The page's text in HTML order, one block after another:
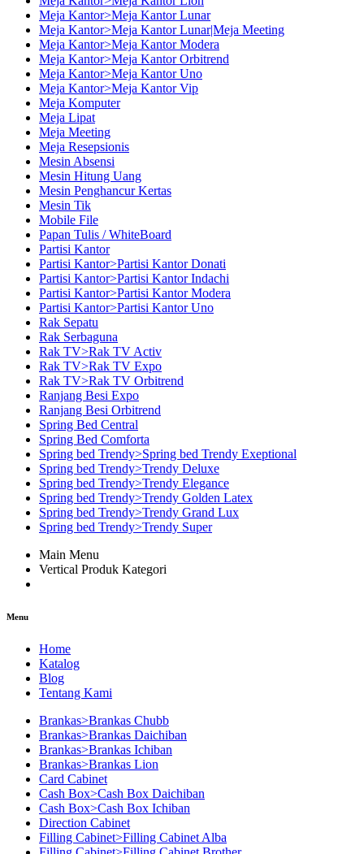
Meja Kantor>Meja Kantor Lunar
Meja Kantor>Meja Kantor Lunar|Meja Meeting
Meja Kantor>Meja Kantor Modera
Meja Kantor>Meja Kantor Orbitrend
Meja Kantor>Meja Kantor Uno
Meja Kantor>Meja Kantor Vip
Meja Komputer
Meja Lipat
Meja Meeting
Meja Resepsionis
Mesin Absensi
Mesin Hitung Uang
Mesin Penghancur Kertas
Mesin Tik
Mobile File
Papan Tulis / WhiteBoard
Partisi Kantor
Partisi Kantor>Partisi Kantor Donati
Partisi Kantor>Partisi Kantor Indachi
Partisi Kantor>Partisi Kantor Modera
Partisi Kantor>Partisi Kantor Uno
Rak Sepatu
Rak Serbaguna
Rak TV>Rak TV Activ
Rak TV>Rak TV Expo
Rak TV>Rak TV Orbitrend
Ranjang Besi Expo
Ranjang Besi Orbitrend
Spring Bed Central
Spring Bed Comforta
Spring bed Trendy>Spring bed Trendy Exeptional
Spring bed Trendy>Trendy Deluxe
Spring bed Trendy>Trendy Elegance
Spring bed Trendy>Trendy Golden Latex
Spring bed Trendy>Trendy Grand Lux
Spring bed Trendy>Trendy Super
Main Menu
Vertical Produk Kategori
Menu
Home
Katalog
Blog
Tentang Kami
Brankas>Brankas Chubb
Brankas>Brankas Daichiban
Brankas>Brankas Ichiban
Brankas>Brankas Lion
Card Cabinet
Cash Box>Cash Box Daichiban
Cash Box>Cash Box Ichiban
Direction Cabinet
Filling Cabinet>Filling Cabinet Alba